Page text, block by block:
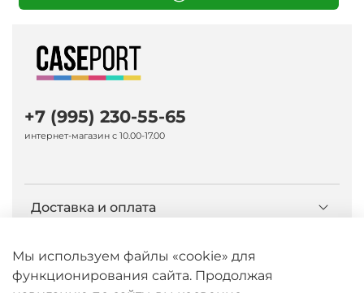
Доставка и оплата
О компании Caseport
+7 (995) 230-55-65
интернет-магазин с 10.00-17.00
Мы используем файлы «cookie» для
функционирования сайта. Продолжая